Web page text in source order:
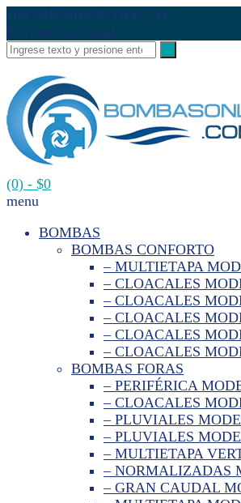
DISTRIBUIDOR OFICIAL
Envíenos un email
(0) - $0
menu
BOMBAS
BOMBAS CONFORTO
– MULTIETAPA
– CLOACALES
– CLOACALES
– CLOACALES
– CLOACALES
– CLOACALES
BOMBAS FORAS
– PERIFÉRICA
– CLOACALES
– PLUVIALES
– PLUVIALES
– MULTIETAPA
– NORMALIZADAS
– GRAN CAUDAL